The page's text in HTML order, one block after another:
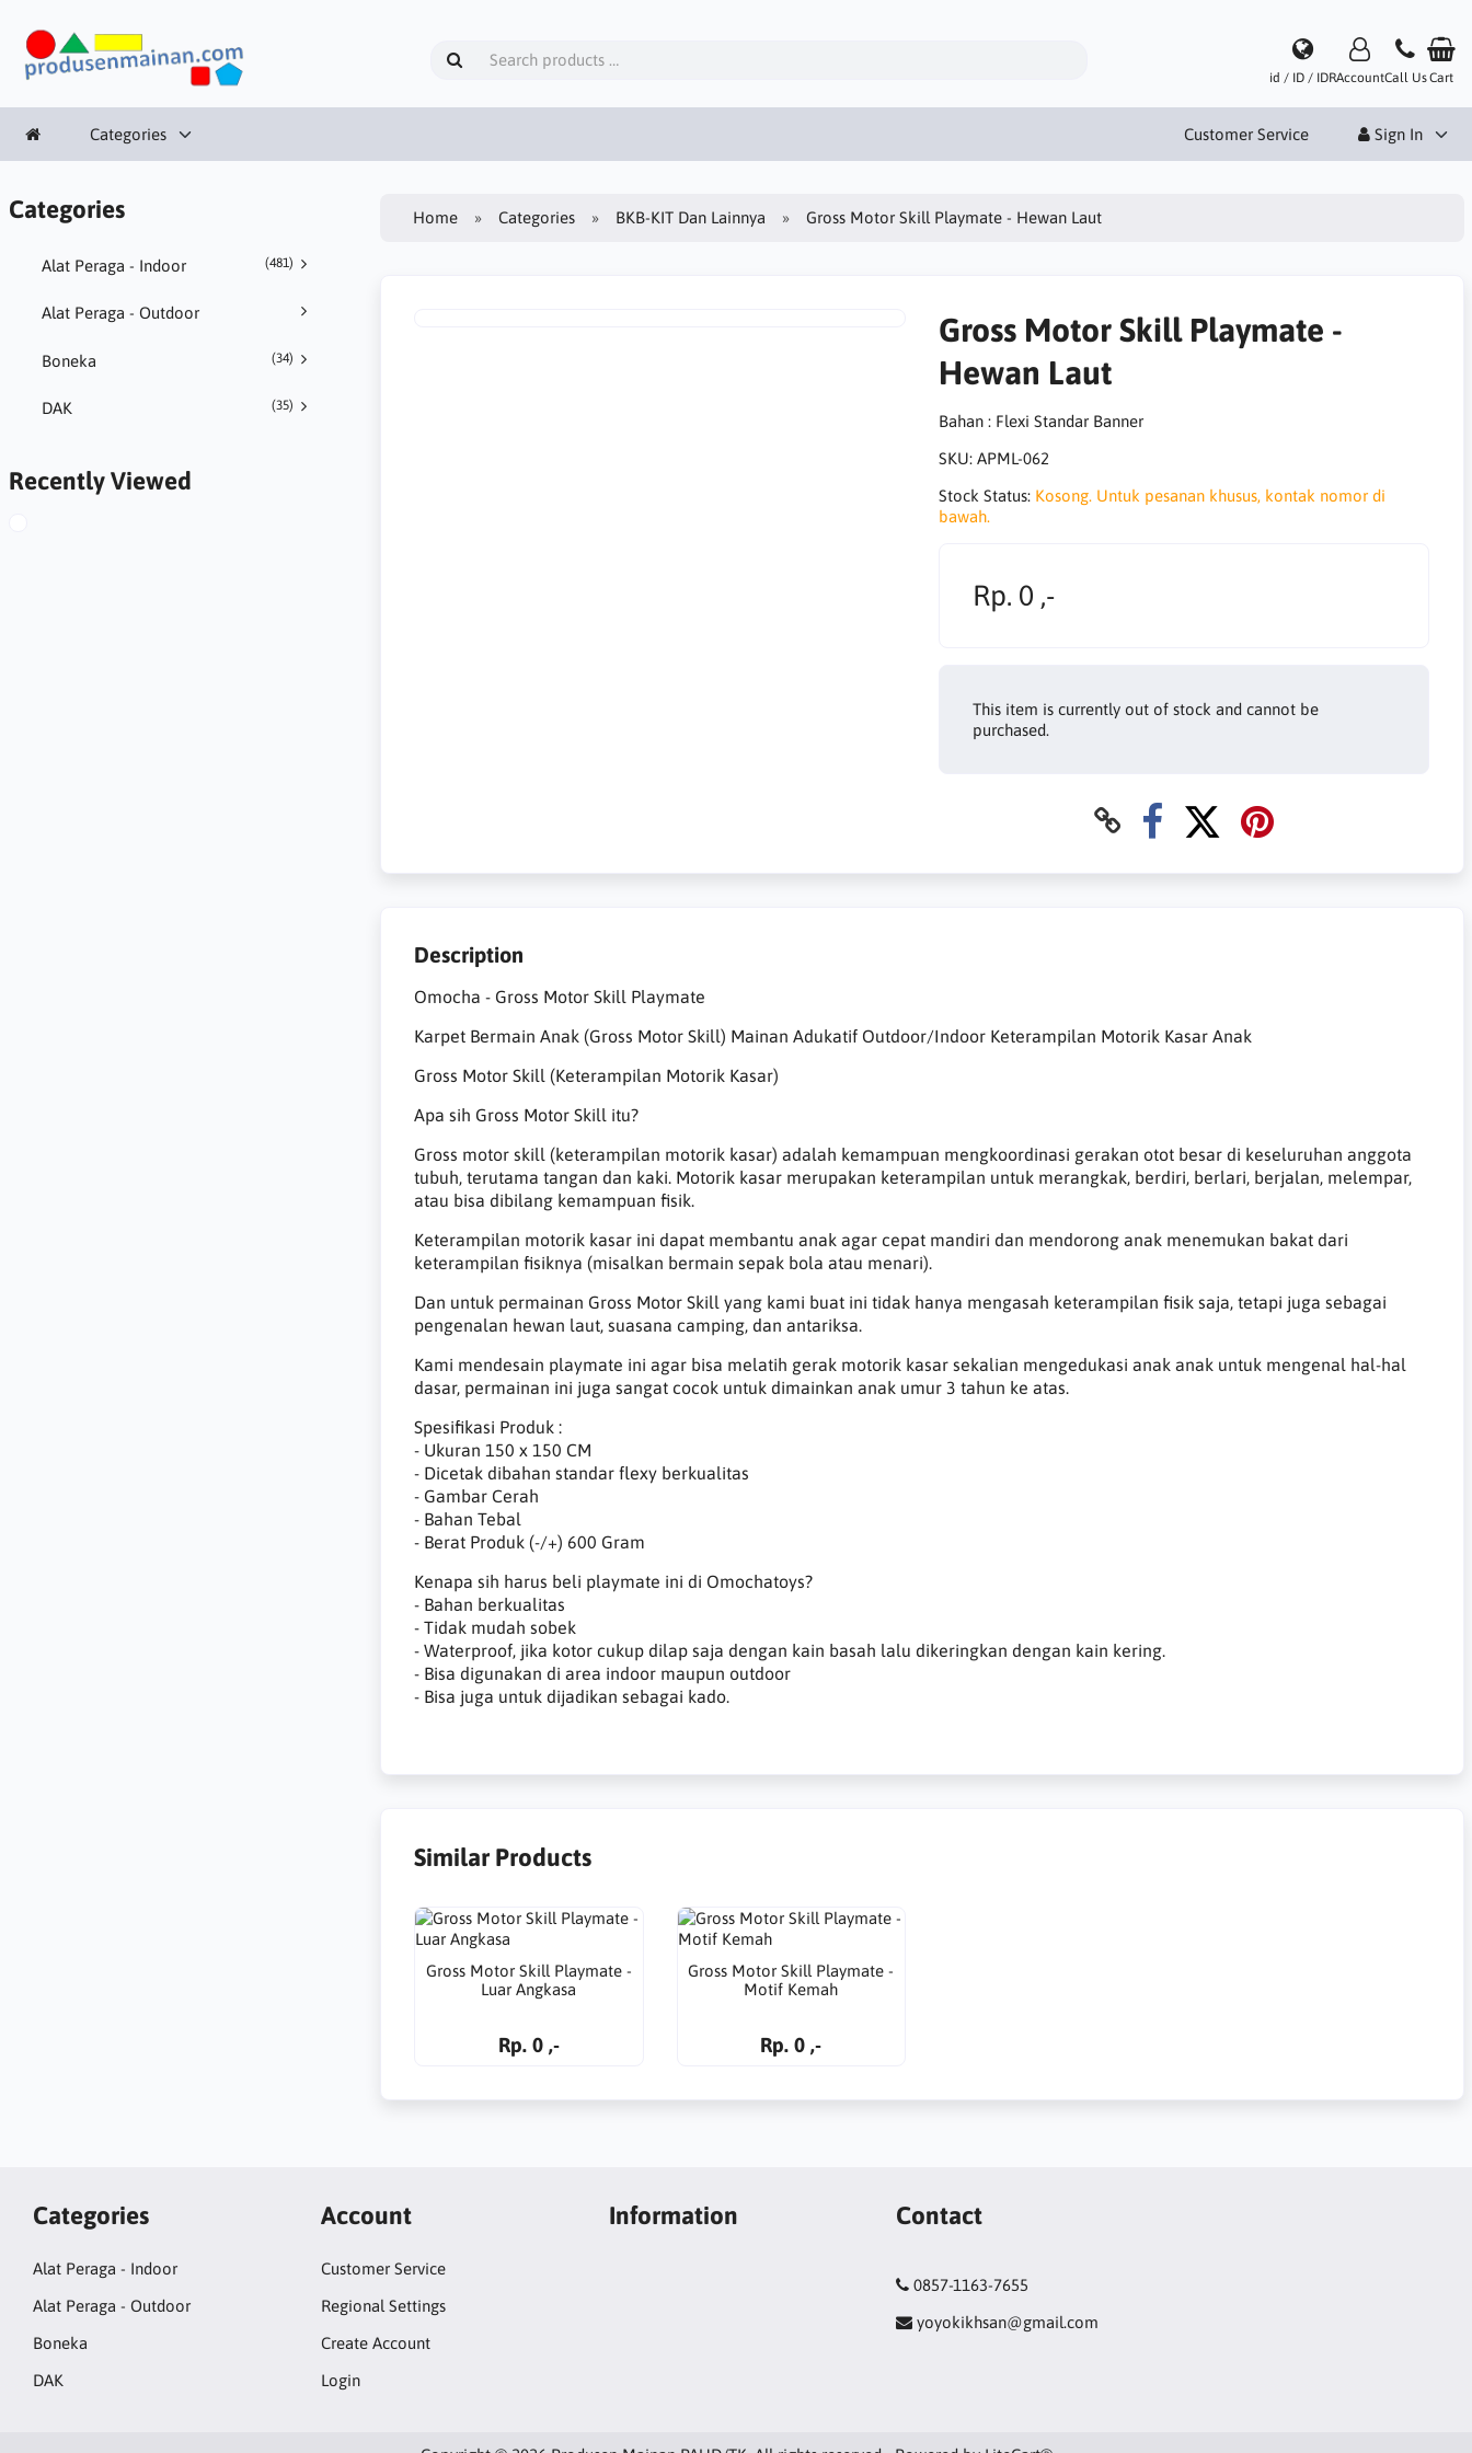
id / ID / IDRAccountCall UsCart
Categories Customer Service Sign In
Categories
Alat Peraga - Indoor (481)
Alat Peraga - Outdoor
Boneka (34)
DAK (35)
Recently Viewed
Home Categories BKB-KIT Dan Lainnya Gross Motor Skill Playmate - Hewan Laut
Gross Motor Skill Playmate -
Hewan Laut
Bahan : Flexi Standar Banner
SKU: APML-062
Stock Status: Kosong. Untuk pesanan khusus, kontak nomor di
bawah.
Rp. 0 ,-
This item is currently out of stock and cannot be
purchased.
Description
Omocha - Gross Motor Skill Playmate
Karpet Bermain Anak (Gross Motor Skill) Mainan Adukatif Outdoor/Indoor Keterampilan Motorik Kasar Anak
Gross Motor Skill (Keterampilan Motorik Kasar)
Apa sih Gross Motor Skill itu?
Gross motor skill (keterampilan motorik kasar) adalah kemampuan mengkoordinasi gerakan otot besar di keseluruhan anggota
tubuh, terutama tangan dan kaki. Motorik kasar merupakan keterampilan untuk merangkak, berdiri, berlari, berjalan, melempar,
atau bisa dibilang kemampuan fisik.
Keterampilan motorik kasar ini dapat membantu anak agar cepat mandiri dan mendorong anak menemukan bakat dari
keterampilan fisiknya (misalkan bermain sepak bola atau menari).
Dan untuk permainan Gross Motor Skill yang kami buat ini tidak hanya mengasah keterampilan fisik saja, tetapi juga sebagai
pengenalan hewan laut, suasana camping, dan antariksa.
Kami mendesain playmate ini agar bisa melatih gerak motorik kasar sekalian mengedukasi anak anak untuk mengenal hal-hal
dasar, permainan ini juga sangat cocok untuk dimainkan anak umur 3 tahun ke atas.
Spesifikasi Produk :
- Ukuran 150 x 150 CM
- Dicetak dibahan standar flexy berkualitas
- Gambar Cerah
- Bahan Tebal
- Berat Produk (-/+) 600 Gram
Kenapa sih harus beli playmate ini di Omochatoys?
- Bahan berkualitas
- Tidak mudah sobek
- Waterproof, jika kotor cukup dilap saja dengan kain basah lalu dikeringkan dengan kain kering.
- Bisa digunakan di area indoor maupun outdoor
- Bisa juga untuk dijadikan sebagai kado.
Similar Products
Gross Motor Skill Playmate -
Luar Angkasa
Rp. 0 ,-
Gross Motor Skill Playmate -
Motif Kemah
Rp. 0 ,-
Categories
Alat Peraga - Indoor
Alat Peraga - Outdoor
Boneka
DAK
Account
Customer Service
Regional Settings
Create Account
Login
Information Contact
0857-1163-7655
yoyokikhsan@gmail.com